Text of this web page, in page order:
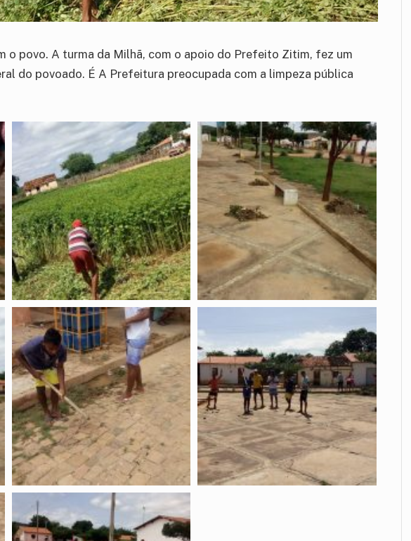
o povo. A turma da Milhã, com o apoio do Prefeito Zitim, fez um
do povoado. É A Prefeitura preocupada com a limpeza pública